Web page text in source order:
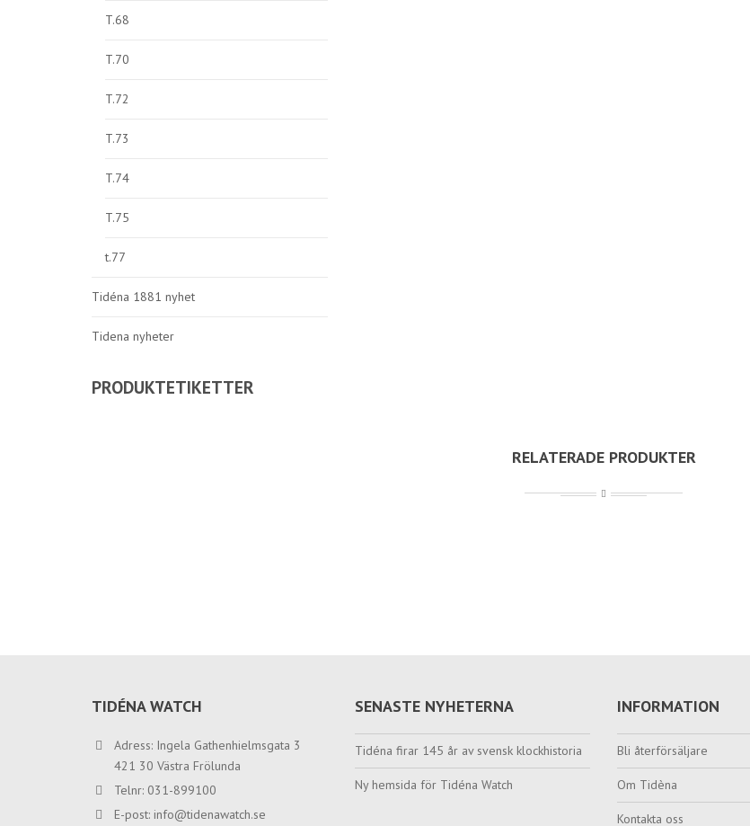
T.68
T.70
T.72
T.73
T.74
T.75
t.77
Tidéna 1881 nyhet
Tidena nyheter
PRODUKTETIKETTER
RELATERADE PRODUKTER
TIDÉNA WATCH
Adress: Ingela Gathenhielmsgata 3
421 30 Västra Frölunda
Telnr: 031-899100
E-post: info@tidenawatch.se
SENASTE NYHETERNA
Tidéna firar 145 år av svensk klockhistoria
Ny hemsida för Tidéna Watch
INFORMATION
Bli återförsäljare
Om Tidèna
Kontakta oss